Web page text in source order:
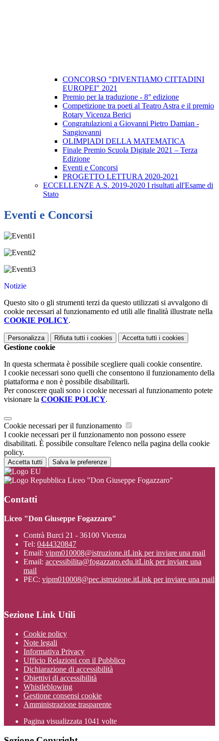
CONCORSO "DIVENTIAMO CITTADINI
EUROPEI" 2021
Premio per la traduzione - 8° edizione
Competizione tra poeti al Teatro Astra e il premio
Rotary Vicenza Berici
Congratulazioni a Giovanni Pietro Damian -
Sangiovanni
OLIMPIADI DELLA MATEMATICA
Finale Premio Scuola Digitale 2021 – Terza
Edizione
Eventi e Concorsi
PROGETTO LETTURA 2020-2021
ECCELLENZE A.S. 2019-2020 I risultati all'Esame di
Stato
Eventi e Concorsi
Notizie
Questo sito o gli strumenti terzi da questo utilizzati si avvalgono di
cookie necessari al funzionamento ed utili alle finalità illustrate nella
COOKIE POLICY.
Personalizza Rifiuta tutti i cookies Accetta tutti i cookies
Gestione cookie
In questa schermata è possibile scegliere quali cookie consentire.
I cookie necessari sono quelli che consentono il funzionamento della
piattaforma e non è possibile disabilitarli.
Per conoscere quali sono i cookie necessari al funzionamento potete
visionare la COOKIE POLICY.
Cookie necessari per il funzionamento
I cookie necessari per il funzionamento non possono essere
disabilitati. È possibile consultare l'elenco nella pagina della cookie
policy.
Accetta tutti Salva le preferenze
Liceo "Don Giuseppe Fogazzaro"
Contatti
Liceo "Don Giuseppe Fogazzaro"
Contrà Burci 21 - 36100 Vicenza
Tel: 0444320847
Email: vipm010008@istruzione.itLink per inviare una mail
Email: accessibilita@fogazzaro.edu.itLink per inviare una
mail
PEC: vipm010008@pec.istruzione.itLink per inviare una mail
Sezione Link Utili
Cookie policy
Note legali
Informativa Privacy
Ufficio Relazioni con il Pubblico
Dichiarazione di accessibilità
Obiettivi di accessibilità
Whistleblowing
Gestione consensi cookie
Amministrazione trasparente
Pagina visualizzata 1041 volte